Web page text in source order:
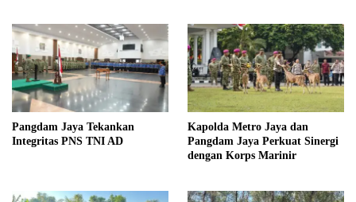
Pangdam Jaya Tekankan
Integritas PNS TNI AD
Kapolda Metro Jaya dan
Pangdam Jaya Perkuat Sinergi
dengan Korps Marinir